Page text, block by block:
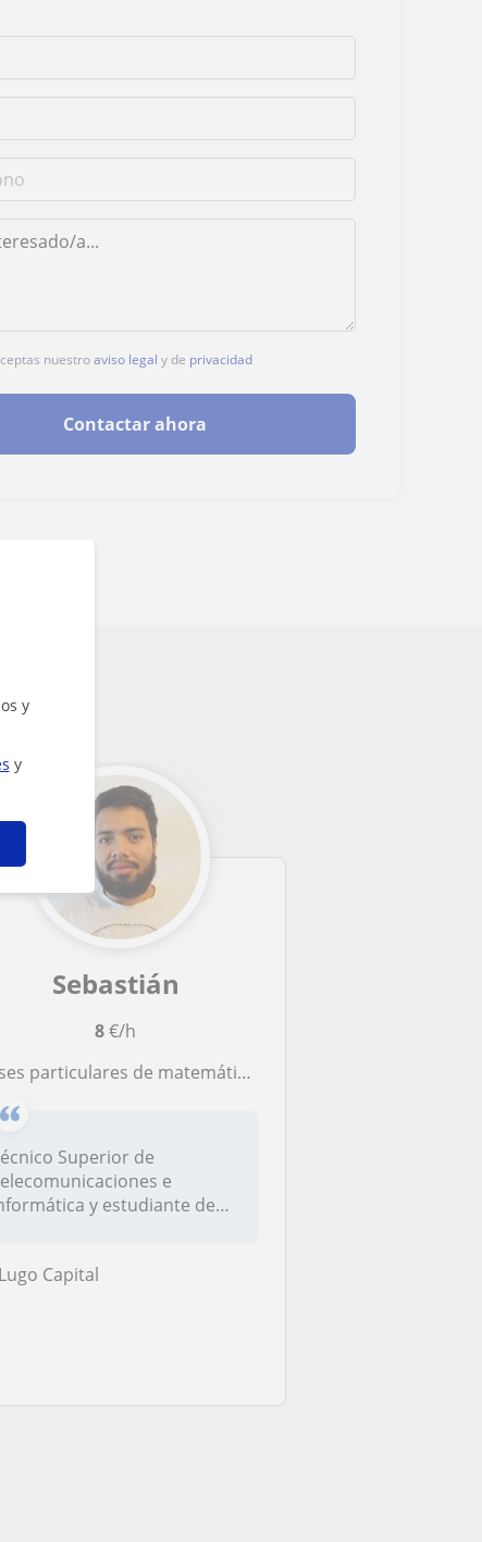
y
y
nuestroaviso legal y de privacidad
Contactar ahora
Sebastián
8€/h
de matemáticas, física y programación para estudiantes de primaria y ESO
Superior de
e
y estudiante de
Lugo Capital